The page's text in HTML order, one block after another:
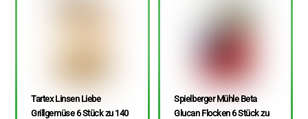
Tartex Linsen Liebe
Grillgemüse 6 Stück zu 140
Spielberger Mühle Beta
Glucan Flocken 6 Stück zu